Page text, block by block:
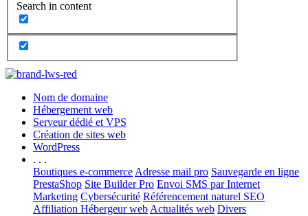
Search in content
Nom de domaine
Hébergement web
Serveur dédié et VPS
Création de sites web
WordPress
. . .
Boutiques e-commerce Adresse mail pro Sauvegarde en ligne
PrestaShop Site Builder Pro Envoi SMS par Internet
Marketing Cybersécurité Référencement naturel SEO
Affiliation Hébergeur web Actualités web Divers